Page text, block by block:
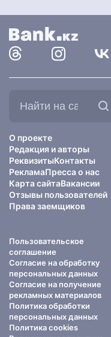
О проекте
Редакция и авторы
РеквизитыКонтакты
РекламаПресса о нас
Карта сайтаВакансии
Отзывы пользователей
Права заемщиков
Пользовательское
соглашение
Согласие на обработку
персональных данных
Согласие на получение
рекламных материалов
Политика обработки
персональных данных
Политика cookies